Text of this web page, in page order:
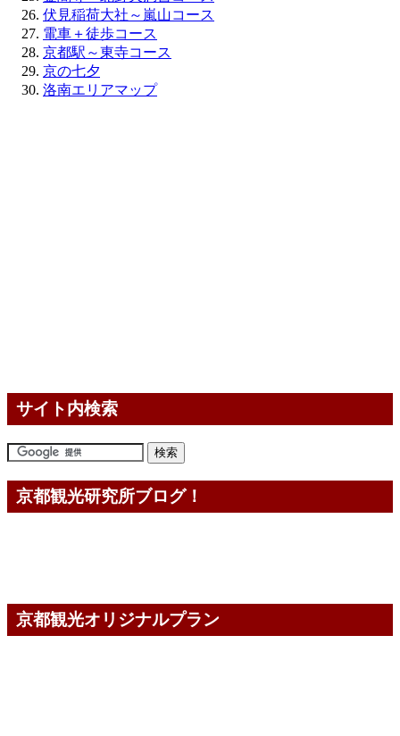
伏見稲荷大社～嵐山コース
電車＋徒歩コース
京都駅～東寺コース
京の七夕
洛南エリアマップ
サイト内検索
京都観光研究所ブログ！
京都観光オリジナルプラン